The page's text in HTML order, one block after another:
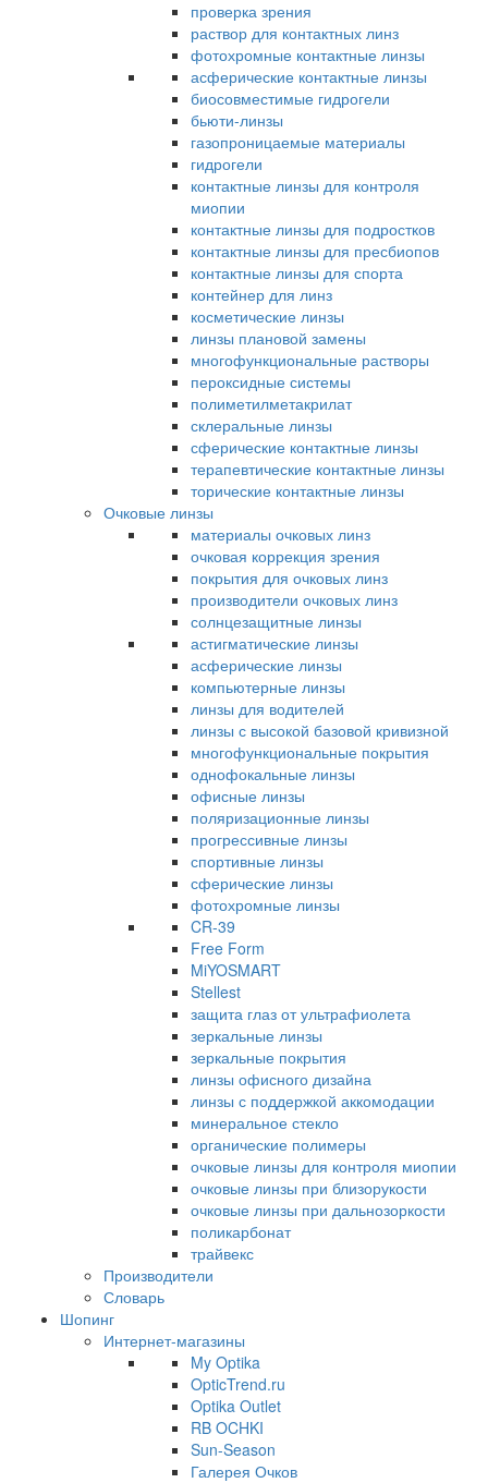
проверка зрения
раствор для контактных линз
фотохромные контактные линзы
асферические контактные линзы
биосовместимые гидрогели
бьюти-линзы
газопроницаемые материалы
гидрогели
контактные линзы для контроля
миопии
контактные линзы для подростков
контактные линзы для пресбиопов
контактные линзы для спорта
контейнер для линз
косметические линзы
линзы плановой замены
многофункциональные растворы
пероксидные системы
полиметилметакрилат
склеральные линзы
сферические контактные линзы
терапевтические контактные линзы
торические контактные линзы
Очковые линзы
материалы очковых линз
очковая коррекция зрения
покрытия для очковых линз
производители очковых линз
солнцезащитные линзы
астигматические линзы
асферические линзы
компьютерные линзы
линзы для водителей
линзы с высокой базовой кривизной
многофункциональные покрытия
однофокальные линзы
офисные линзы
поляризационные линзы
прогрессивные линзы
спортивные линзы
сферические линзы
фотохромные линзы
CR-39
Free Form
MiYOSMART
Stellest
защита глаз от ультрафиолета
зеркальные линзы
зеркальные покрытия
линзы офисного дизайна
линзы с поддержкой аккомодации
минеральное стекло
органические полимеры
очковые линзы для контроля миопии
очковые линзы при близорукости
очковые линзы при дальнозоркости
поликарбонат
трайвекс
Производители
Словарь
Шопинг
Интернет-магазины
My Optika
OpticTrend.ru
Optika Outlet
RB OCHKI
Sun-Season
Галерея Очков